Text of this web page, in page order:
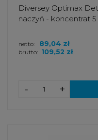
Diversey Optimax
naczyń - koncentrat 5
brutto: 109,52 zł
netto: 89,04 zł
+
-